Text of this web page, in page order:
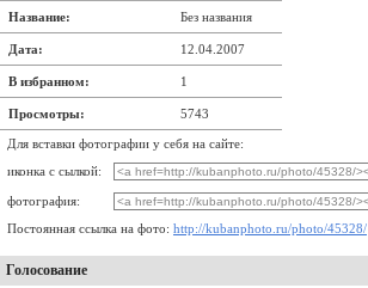
Название: Без названия
Дата: 12.04.2007
В избранном: 1
Просмотры: 5743
Для вставки фотографии у себя на сайте:
иконка с сылкой:
фотография:
Постоянная ссылка на фото: http://kubanphoto.ru/photo/45328/
Голосование